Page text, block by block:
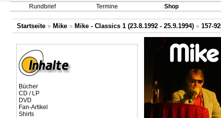
Rundbrief Termine Shop
Startseite» Mike» Mike - Classics 1 (23.8.1992 - 25.9.1994)» 157-
Bücher
CD / LP
DVD
Fan-Artikel
Shirts